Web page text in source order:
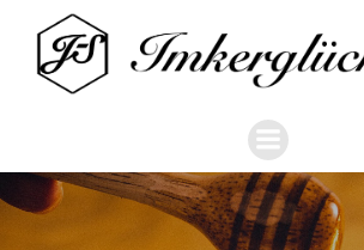
Inhalt
springen